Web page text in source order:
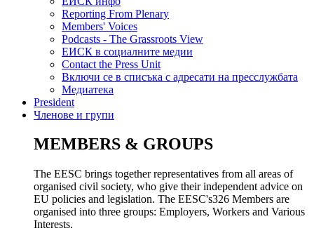
Reporting From Plenary
Members' Voices
Podcasts - The Grassroots View
ЕИСК в социалните медии
Contact the Press Unit
Включи се в списъка с адресати на пресслужбата
Медиатека
President
Членове и групи
MEMBERS & GROUPS
The EESC brings together representatives from all areas of
organised civil society, who give their independent advice on
EU policies and legislation. The EESC's326 Members are
organised into three groups: Employers, Workers and Various
Interests.